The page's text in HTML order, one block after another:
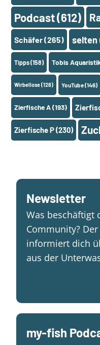
Podcast(612)
Schäfer(265) selten
Tipps(158) Tobis
Wirbellose(128) YouTube(146)
Zierfische A(193)
Zierfische P(230)
Newsletter
Was beschäftigt
Community?
informiert dich
aus der
my-fish